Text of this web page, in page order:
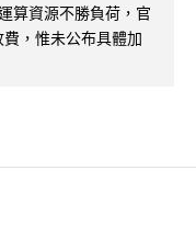
算資源不勝負荷，官
，惟未公布具體加